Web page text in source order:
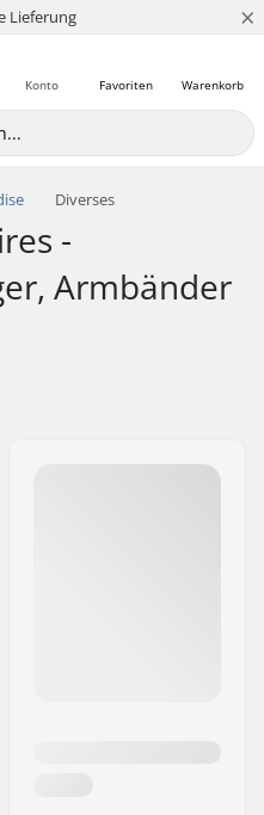
Lieferung
Kunden ×
Warenkorb
Favoriten
Konto
Diverses
-
Armbänder